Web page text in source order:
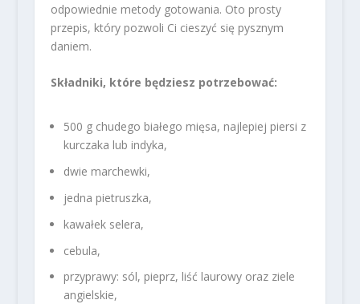
odpowiednie metody gotowania. Oto prosty
przepis, który pozwoli Ci cieszyć się pysznym
daniem.
Składniki, które będziesz potrzebować:
500 g chudego białego mięsa, najlepiej piersi z
kurczaka lub indyka,
dwie marchewki,
jedna pietruszka,
kawałek selera,
cebula,
przyprawy: sól, pieprz, liść laurowy oraz ziele
angielskie,